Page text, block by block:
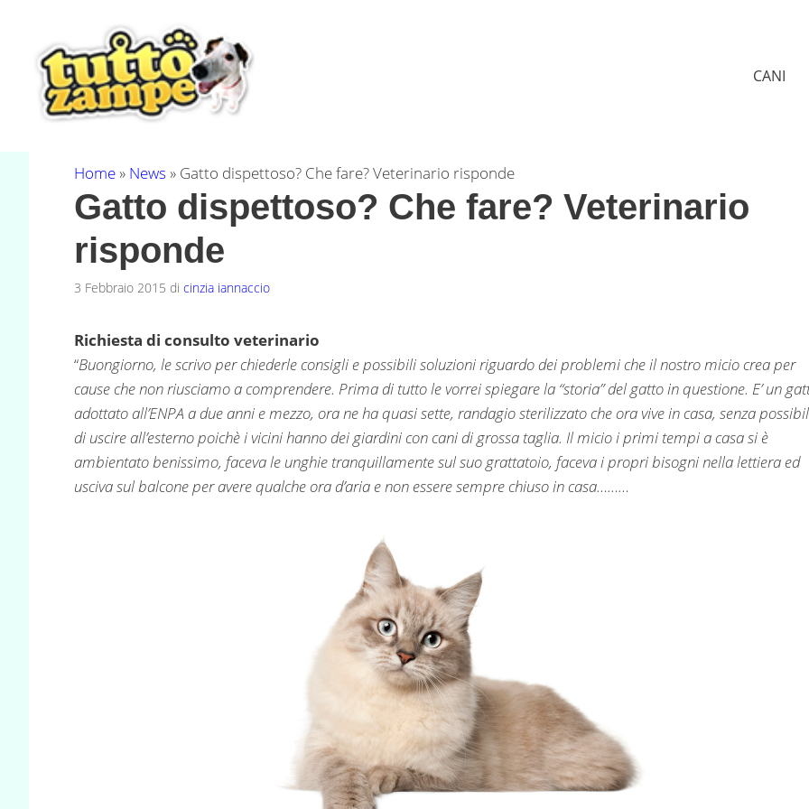
contenuto
CANI
Home» News » Gatto dispettoso? Che fare? Veterinario risponde
Gatto dispettoso? Che fare? Veterinario
risponde
3 Febbraio 2015 di cinzia iannaccio
Richiesta di consulto veterinario
“Buongiorno, le scrivo per chiederle consigli e possibili soluzioni riguardo dei problemi che il nostro micio crea per
cause che non riusciamo a comprendere. Prima di tutto le vorrei spiegare la “storia” del gatto in questione. E’ un
adottato all’ENPA a due anni e mezzo, ora ne ha quasi sette, randagio sterilizzato che ora vive in casa, senza
di uscire all’esterno poichè i vicini hanno dei giardini con cani di grossa taglia. Il micio i primi tempi a casa si è
ambientato benissimo, faceva le unghie tranquillamente sul suo grattatoio, faceva i propri bisogni nella lettiera ed
usciva sul balcone per avere qualche ora d’aria e non essere sempre chiuso in casa………